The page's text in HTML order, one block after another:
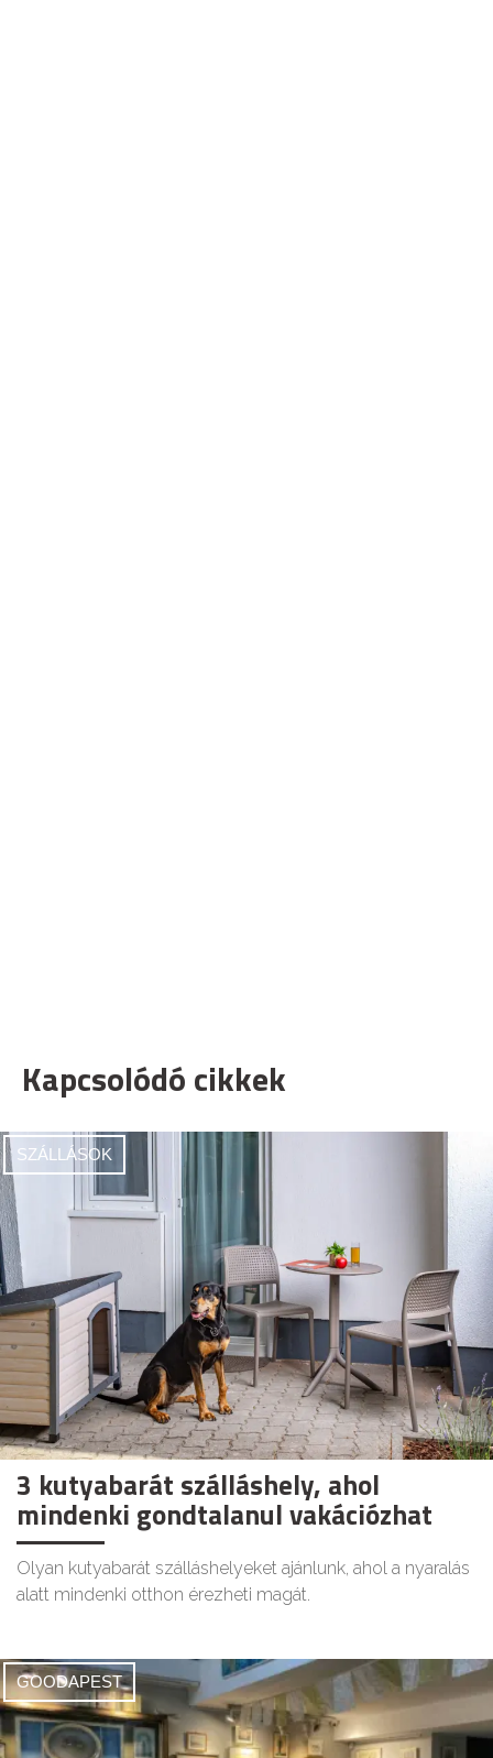
Kapcsolódó cikkek
SZÁLLÁSOK
3 kutyabarát szálláshely, ahol
mindenki gondtalanul vakációzhat
Olyan kutyabarát szálláshelyeket ajánlunk, ahol a nyaralás
alatt mindenki otthon érezheti magát.
GOODAPEST